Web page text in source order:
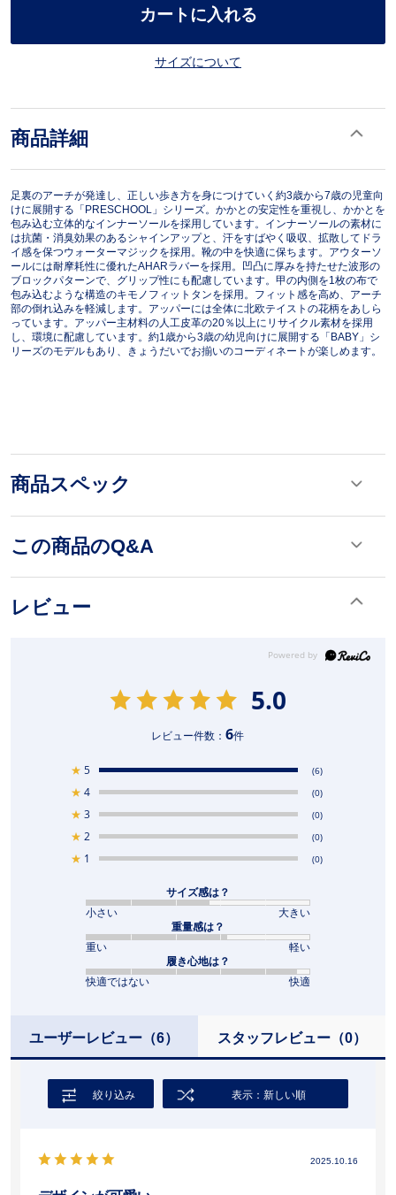
カートに入れる
サイズについて
商品詳細
足裏のアーチが発達し、正しい歩き方を身につけていく約3歳から7歳の児童向
けに展開する「PRESCHOOL」シリーズ。かかとの安定性を重視し、かかとを
包み込む立体的なインナーソールを採用しています。インナーソールの素材に
は抗菌・消臭効果のあるシャインアップと、汗をすばやく吸収、拡散してドラ
イ感を保つウォーターマジックを採用。靴の中を快適に保ちます。アウターソ
ールには耐摩耗性に優れたAHARラバーを採用。凹凸に厚みを持たせた波形の
ブロックパターンで、グリップ性にも配慮しています。甲の内側を1枚の布で
包み込むような構造のキモノフィットタンを採用。フィット感を高め、アーチ
部の倒れ込みを軽減します。アッパーには全体に北欧テイストの花柄をあしら
っています。アッパー主材料の人工皮革の20％以上にリサイクル素材を採用
し、環境に配慮しています。約1歳から3歳の幼児向けに展開する「BABY」シ
リーズのモデルもあり、きょうだいでお揃いのコーディネートが楽しめます。
商品スペック
この商品のQ&A
レビュー
5.0
レビュー件数：6件
★ 5 (6)
★ 4 (0)
★ 3 (0)
★ 2 (0)
★ 1 (0)
サイズ感は？
小さい
大きい
重量感は？
重い
軽い
履き心地は？
快適ではない
快適
ユーザーレビュー （6） スタッフレビュー（0）
絞り込み 表示：新しい順
2025.10.16